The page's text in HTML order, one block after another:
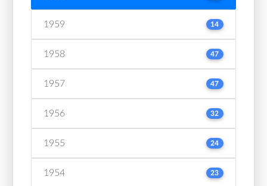
1959 14
1958 47
1957 47
1956 32
1955 24
1954 23